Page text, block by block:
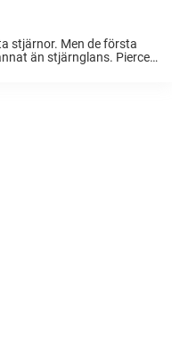
stjärnor. Men de första
än stjärnglans. Pierce